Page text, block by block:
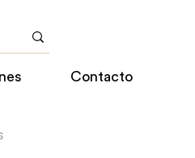
Contacto